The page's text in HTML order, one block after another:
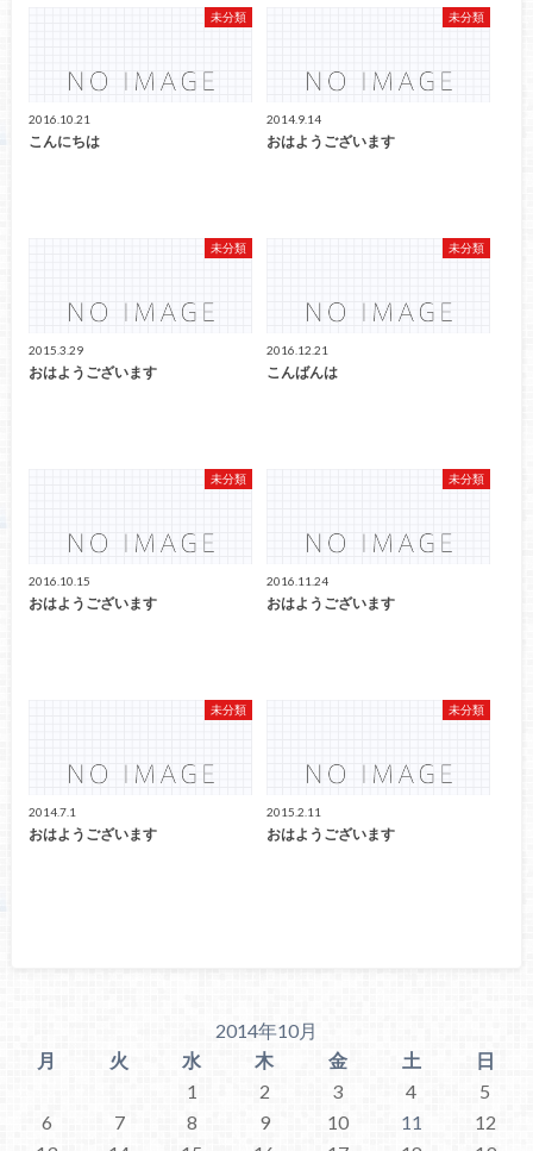
未分類
2016.10.21
こんにちは
未分類
2014.9.14
おはようございます
未分類
2015.3.29
おはようございます
未分類
2016.12.21
こんばんは
未分類
2016.10.15
おはようございます
未分類
2016.11.24
おはようございます
未分類
2014.7.1
おはようございます
未分類
2015.2.11
おはようございます
2014年10月
月
火 水 木 金 土
日
1
2 3 4
5
6
7 8 9 10 11
12